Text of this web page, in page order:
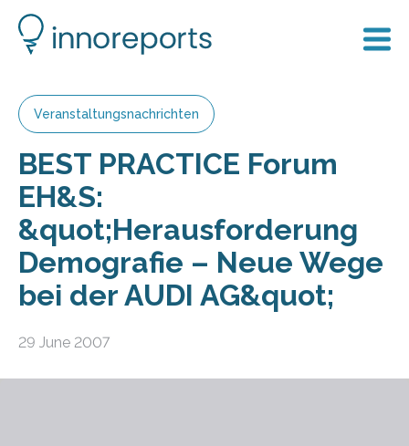
Veranstaltungsnachrichten
BEST PRACTICE Forum
EH&S:
&quot;Herausforderung
Demografie – Neue Wege
bei der AUDI AG&quot;
29 June 2007